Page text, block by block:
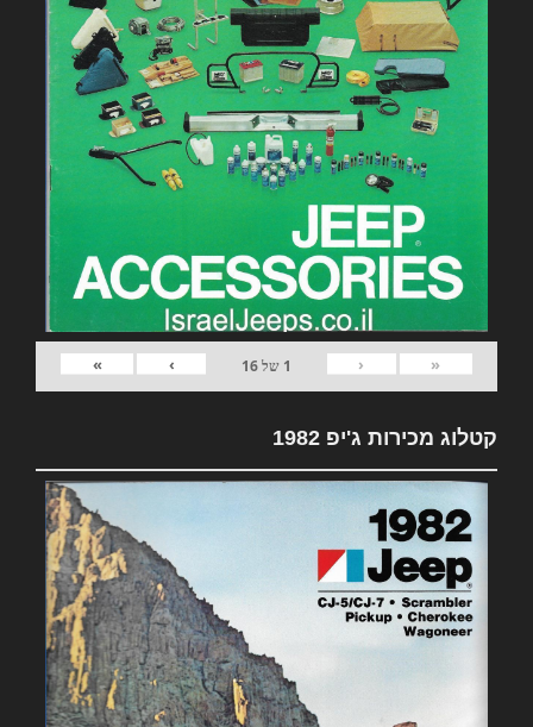
«
‹
1 של16
›
»
קטלוג מכירות ג'יפ 1982